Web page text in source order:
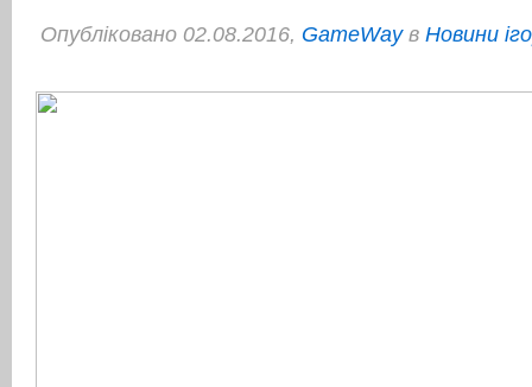
Опубліковано 02.08.2016, GameWayв Новини